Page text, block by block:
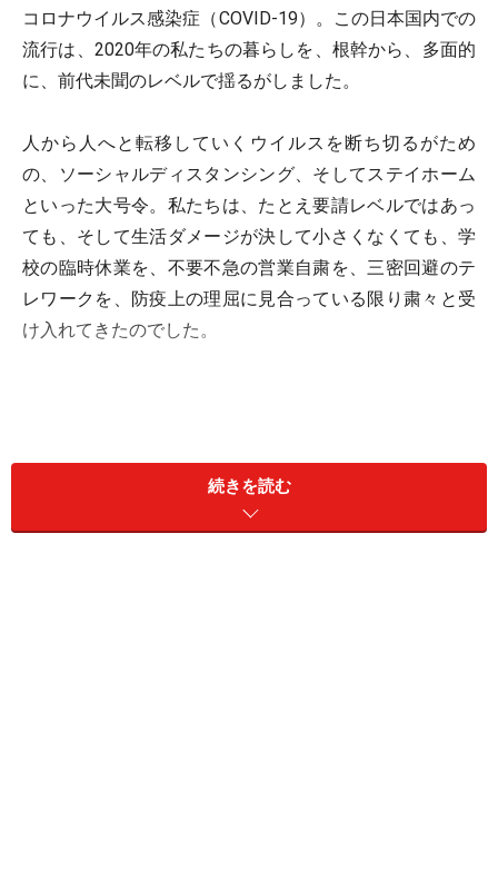
コロナウイルス感染症（COVID-19）。この日本国内での
流行は、2020年の私たちの暮らしを、根幹から、多面的
に、前代未聞のレベルで揺るがしました。
人から人へと転移していくウイルスを断ち切るがため
の、ソーシャルディスタンシング、そしてステイホーム
といった大号令。私たちは、たとえ要請レベルではあっ
ても、そして生活ダメージが決して小さくなくても、学
校の臨時休業を、不要不急の営業自粛を、三密回避のテ
レワークを、防疫上の理屈に見合っている限り粛々と受
け入れてきたのでした。
続きを読む